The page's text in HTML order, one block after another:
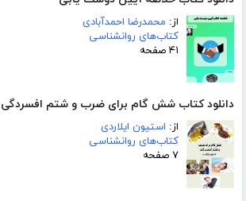
از: محمدرضا احمدآبادی
کتاب‌های روانشناسی
۴۱ صفحه
دانلود کتاب شش گام برای ضرب و شتم افسردگی
از: استیون ایلاردی
کتاب‌های روانشناسی
۷ صفحه